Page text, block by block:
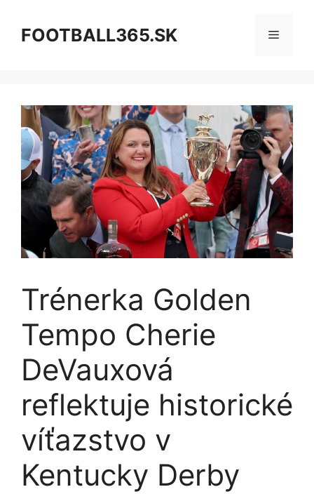
obsahFOOTBALL365.SK Menu
Trénerka Golden
Tempo Cherie
DeVauxová
reflektuje historické
víťazstvo v
Kentucky Derby